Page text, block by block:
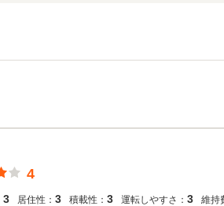
4
3 居住性： 3 積載性： 3 運転しやすさ： 3 維持